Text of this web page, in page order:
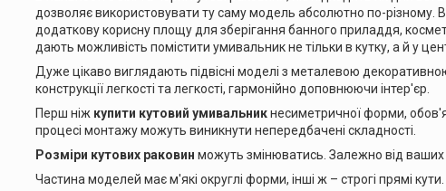
дозволяє використовувати ту саму модель абсолютно по-
додаткову корисну площу для зберігання банного приладдя,
дають можливість помістити умивальник не тільки в кутку, а й у
Дуже цікаво виглядають підвісні моделі з металевою
конструкції легкості та легкості, гармонійно доповнюючи інтер'єр.
Перш ніж купити кутовий умивальникнесиметричної форми,
процесі монтажу можуть виникнути непередбачені складності.
Розміри кутових раковин можуть змінюватись. Залежно від
Частина моделей має м'які округлі форми, інші ж – строгі прямі